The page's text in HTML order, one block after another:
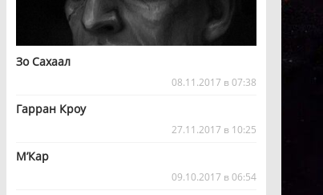
Зо Сахаал
08.11.2017 в 07:38
Гарран Кроу
27.11.2017 в 10:25
M’Кар
09.10.2017 в 06:54